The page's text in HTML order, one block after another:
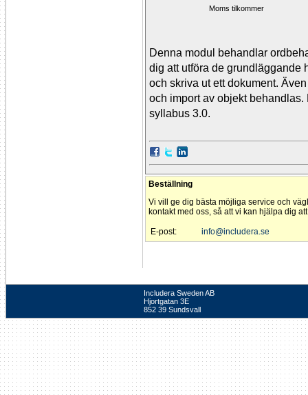
Moms tilkommer
Denna modul behandlar
dig att utföra de grundläggande
och skriva ut ett dokument.
och import av objekt
syllabus 3.0.
Beställning
Vi vill ge dig bästa möjliga service och
kontakt med oss, så att vi kan hjälpa dig
E-post: info@includera.se
Includera Sweden AB
Hjortgatan 3E
852 39 Sundsvall